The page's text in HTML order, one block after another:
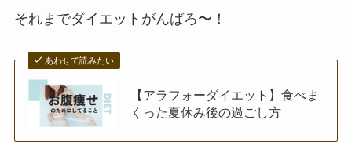
それまでダイエットがんばろ〜！
あわせて読みたい
【アラフォーダイエット】食べま
くった夏休み後の過ごし方